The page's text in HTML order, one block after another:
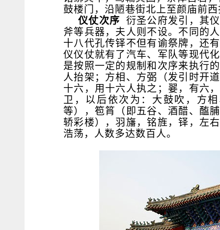
鼓楼门，沿陋巷街北上至颜庙前
仪仗次序
衍圣公府发引，其
斧等兵器，夫人则不设。不同的
十八代孔传铎不但有谕祭牌，还
仪仪仗就有了汽车、军队等现代
是按照一定的规制和次序来执行
人抬架；方相、方弼（发引时开
十六，用十六人执之；翣，有六
卫，以后依次为：大鼓吹，方
等），笣筲（即五谷、酒醋、醢
轿彩楼），羽旛，铭旌，铎，左
浩荡，人数多达数百人。